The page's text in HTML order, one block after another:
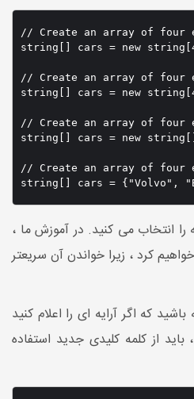
// Create an array of four
string[] cars = new
// Create an array of four
string[] cars = new
// Create an array of four
string[] cars = new
// Create an array of four
string[] cars = {"Volvo",
انتخاب می کنید. در آموزش ما ،
کرد ، زیرا خواندن آن سریعتر
که اگر آرایه ای را اعلام کنید
باید از کلمه کلیدی جدید استفاده